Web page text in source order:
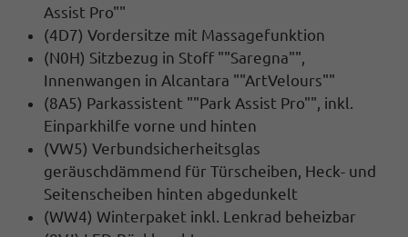
Assist Pro""
(4D7) Vordersitze mit Massagefunktion
(N0H) Sitzbezug in Stoff ""Saregna"",
Innenwangen in Alcantara ""ArtVelours""
(8A5) Parkassistent ""Park Assist Pro"", inkl.
Einparkhilfe vorne und hinten
(VW5) Verbundsicherheitsglas
geräuschdämmend für Türscheiben, Heck- und
Seitenscheiben hinten abgedunkelt
(WW4) Winterpaket inkl. Lenkrad beheizbar